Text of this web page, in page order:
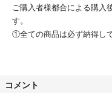
ご購入者様都合による購入
す。
①全ての商品は必ず納得し
②日曜日・祝祭日発送はお
⑤基本的には値下げ不可と
コメント